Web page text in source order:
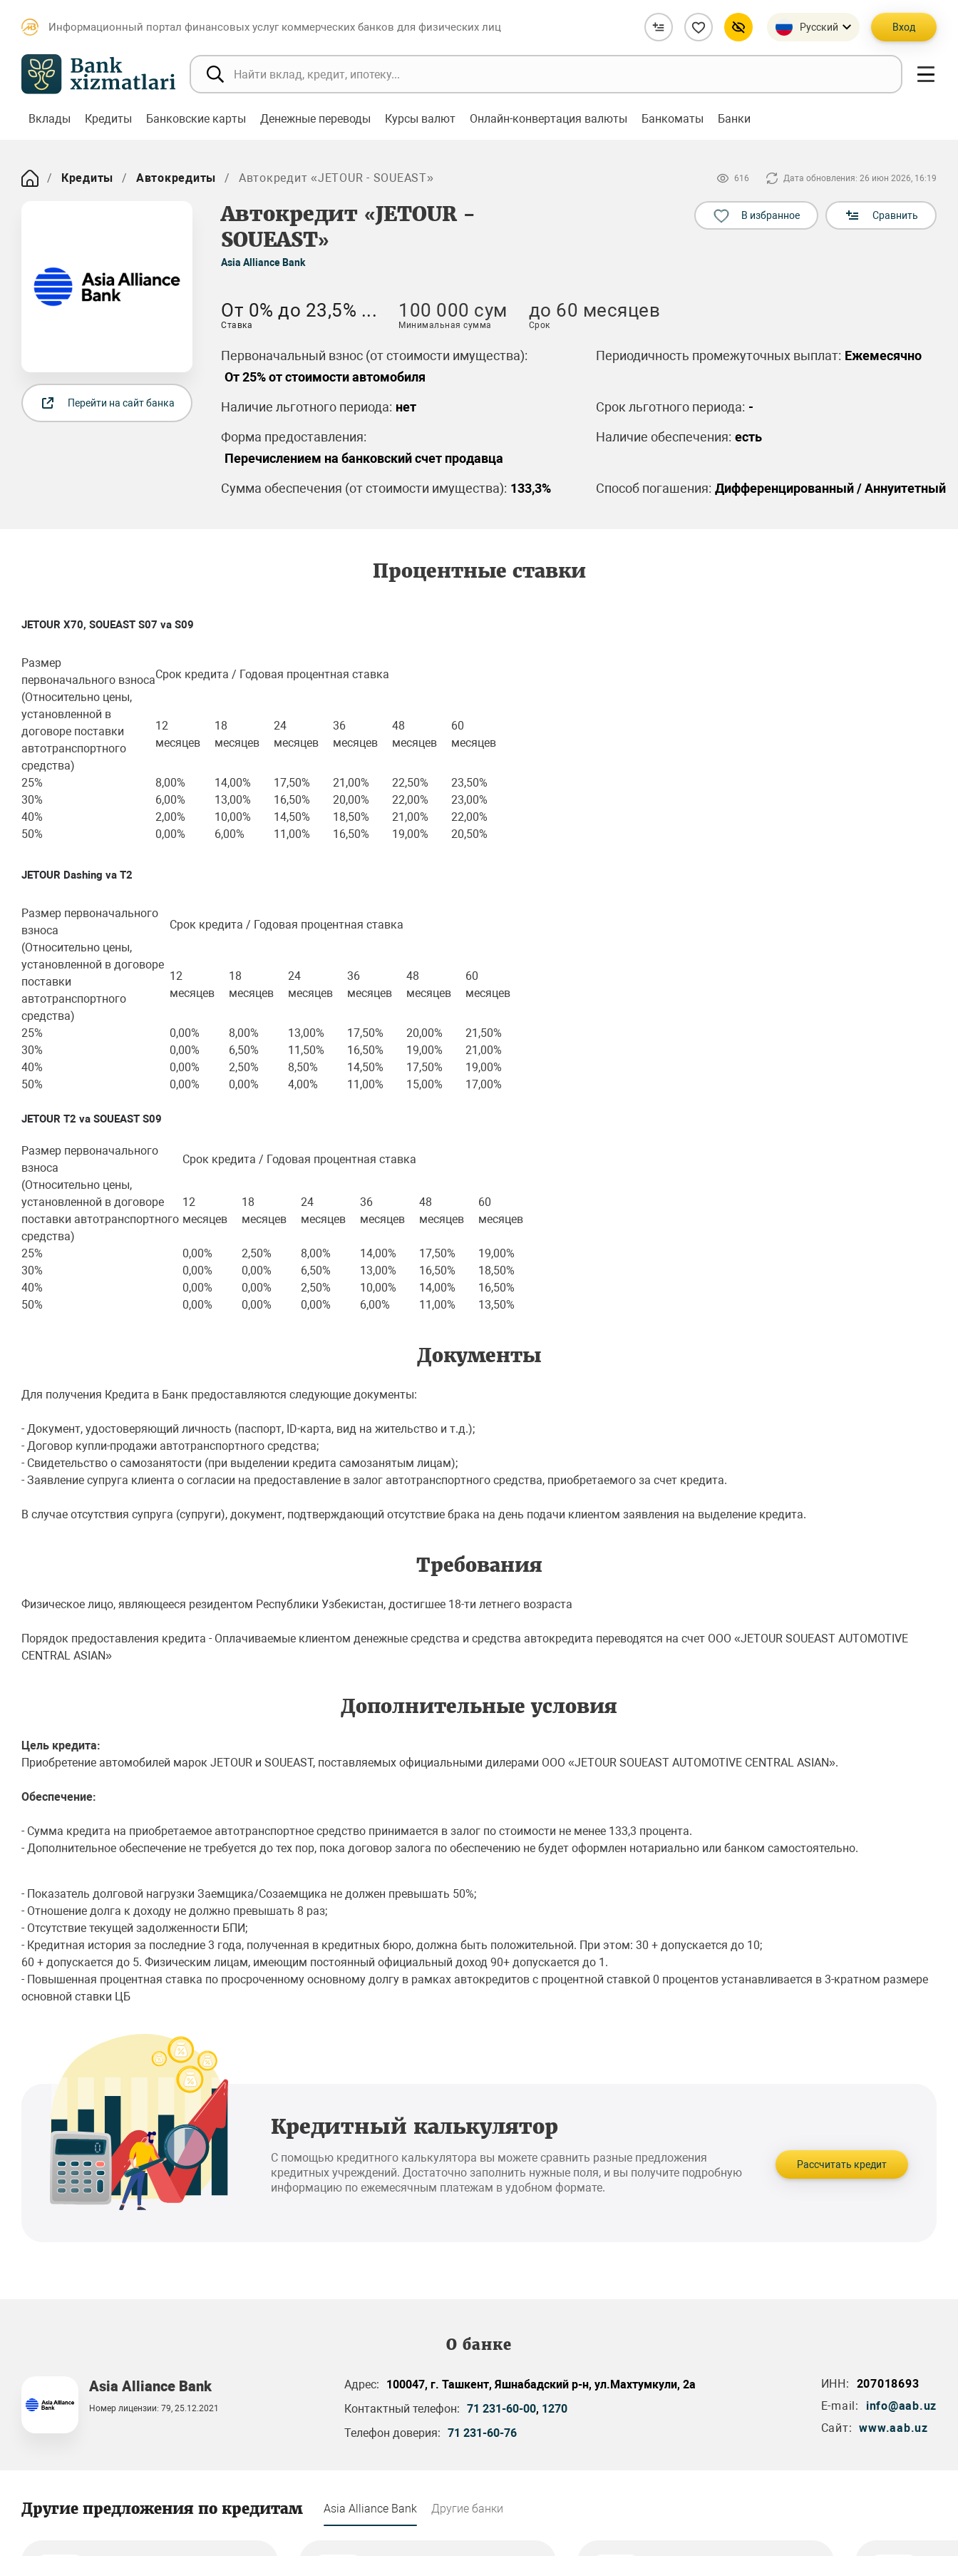
Информационный портал финансовых услуг коммерческих банков для физических лиц Русский Вход
Вклады Кредиты Банковские карты Денежные переводы Курсы валют Онлайн-конвертация валюты Банкоматы Банки
Кредиты Автокредиты Автокредит «JETOUR - SOUEAST» 616 Дата обновления: 26 июн 2026, 16:19
Автокредит «JETOUR -
SOUEAST»
Asia Alliance Bank
В избранное Сравнить
Перейти на сайт банка
От 0% до 23,5% ...
Ставка
100 000 сум
Минимальная сумма
до 60 месяцев
Срок
Первоначальный взнос (от стоимости имущества):
От 25% от стоимости автомобиля
Периодичность промежуточных выплат: Ежемесячно
Наличие льготного периода: нет Срок льготного периода: -
Форма предоставления:
Перечислением на банковский счет продавца
Наличие обеспечения: есть
Сумма обеспечения (от стоимости имущества): 133,3% Способ погашения: Дифференцированный / Аннуитетный
Процентные ставки
JETOUR X70, SOUEAST S07 va S09
Размер
первоначального взноса
(Относительно цены,
установленной в
договоре поставки
автотранспортного
средства)
Срок кредита / Годовая процентная ставка
12
месяцев
18
месяцев
24
месяцев
36
месяцев
48
месяцев
60
месяцев
25% 8,00% 14,00% 17,50% 21,00% 22,50%
23,50%
30%
6,00% 13,00% 16,50% 20,00% 22,00%
23,00%
40%
2,00% 10,00% 14,50% 18,50% 21,00%
22,00%
50%
0,00% 6,00% 11,00% 16,50% 19,00% 20,50%
JETOUR Dashing va T2
Размер первоначального
взноса
(Относительно цены,
установленной в договоре
поставки
автотранспортного
средства)
Срок кредита / Годовая процентная ставка
12
месяцев
18
месяцев
24
месяцев
36
месяцев
48
месяцев
60
месяцев
25% 0,00% 8,00% 13,00% 17,50% 20,00%
21,50%
30%
0,00% 6,50% 11,50% 16,50% 19,00%
21,00%
40%
0,00% 2,50% 8,50% 14,50% 17,50%
19,00%
50%
0,00% 0,00% 4,00% 11,00% 15,00% 17,00%
JETOUR T2 va SOUEAST S09
Размер первоначального
взноса
(Относительно цены,
установленной в договоре
поставки автотранспортного
средства)
Срок кредита / Годовая процентная ставка
12
месяцев
18
месяцев
24
месяцев
36
месяцев
48
месяцев
60
месяцев
25% 0,00% 2,50% 8,00% 14,00% 17,50%
19,00%
30%
0,00% 0,00% 6,50% 13,00% 16,50%
18,50%
40%
0,00% 0,00% 2,50% 10,00% 14,00%
16,50%
50%
0,00% 0,00% 0,00% 6,00% 11,00% 13,50%
Документы
Для получения Кредита в Банк предоставляются следующие документы:
- Документ, удостоверяющий личность (паспорт, ID-карта, вид на жительство и т.д.);
- Договор купли-продажи автотранспортного средства;
- Свидетельство о самозанятости (при выделении кредита самозанятым лицам);
- Заявление супруга клиента о согласии на предоставление в залог автотранспортного средства, приобретаемого за счет кредита.
В случае отсутствия супруга (супруги), документ, подтверждающий отсутствие брака на день подачи клиентом заявления на выделение кредита.
Требования
Физическое лицо, являющееся резидентом Республики Узбекистан, достигшее 18-ти летнего возраста
Порядок предоставления кредита - Оплачиваемые клиентом денежные средства и средства автокредита переводятся на счет ООО «JETOUR SOUEAST AUTOMOTIVE
CENTRAL ASIAN»
Дополнительные условия
Цель кредита:
Приобретение автомобилей марок JETOUR и SOUEAST, поставляемых официальными дилерами ООО «JETOUR SOUEAST AUTOMOTIVE CENTRAL ASIAN».
Обеспечение:
- Сумма кредита на приобретаемое автотранспортное средство принимается в залог по стоимости не менее 133,3 процента.
- Дополнительное обеспечение не требуется до тех пор, пока договор залога по обеспечению не будет оформлен нотариально или банком самостоятельно.
- Показатель долговой нагрузки Заемщика/Созаемщика не должен превышать 50%;
- Отношение долга к доходу не должно превышать 8 раз;
- Отсутствие текущей задолженности БПИ;
- Кредитная история за последние 3 года, полученная в кредитных бюро, должна быть положительной. При этом: 30 + допускается до 10;
60 + допускается до 5. Физическим лицам, имеющим постоянный официальный доход 90+ допускается до 1.
- Повышенная процентная ставка по просроченному основному долгу в рамках автокредитов с процентной ставкой 0 процентов устанавливается в 3-кратном размере
основной ставки ЦБ
Кредитный калькулятор
С помощью кредитного калькулятора вы можете сравнить разные предложения
кредитных учреждений. Достаточно заполнить нужные поля, и вы получите подробную
информацию по ежемесячным платежам в удобном формате.
Рассчитать кредит
О банке
Asia Alliance Bank
Номер лицензии: 79, 25.12.2021
Адрес:
100047, г. Ташкент, Яшнабадский р-н, ул.Махтумкули, 2а
Контактный телефон: 71 231-60-00, 1270
Телефон доверия: 71 231-60-76
ИНН:
207018693
E-mail:
info@aab.uz
Сайт: www.aab.uz
Другие предложения по кредитам Asia Alliance Bank Другие банки